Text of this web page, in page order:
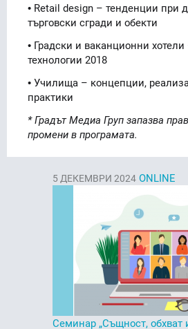
• Retail design – тенденции при
търговски сгради и обекти
• Градски и ваканционни
технологии 2018
• Училища – концепции,
практики
* Градът Медиа Груп запазва
промени в програмата.
5 ДЕКЕМВРИ 2024 ONLINE
Семинар „Същност, обхват